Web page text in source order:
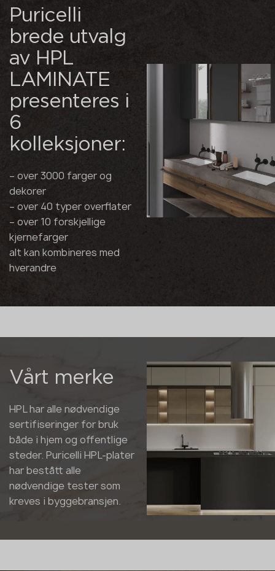
Puricelli
brede utvalg
av HPL
LAMINATE
presenteres i
6
kolleksjoner:
– over 3000 farger og
dekorer
– over 40 typer overflater
– over 10 forskjellige
kjernefarger
alt kan kombineres med
hverandre
Vårt merke
HPL har alle nødvendige
sertifiseringer for bruk
både i hjem og offentlige
steder. Puricelli HPL-plater
har bestått alle
nødvendige tester som
kreves i byggebransjen.